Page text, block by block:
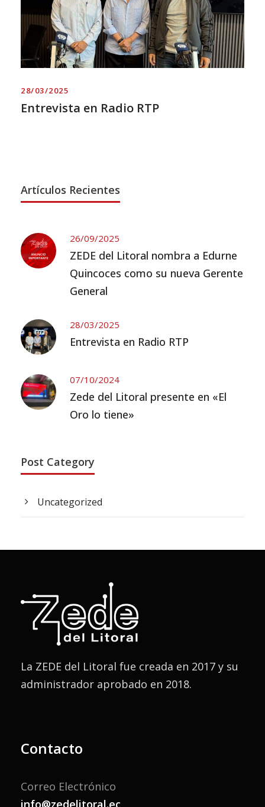
28/03/2025
Entrevista en Radio RTP
Artículos Recientes
26/09/2025
ZEDE del Litoral nombra a Edurne
Quincoces como su nueva Gerente
General
28/03/2025
Entrevista en Radio RTP
07/10/2024
Zede del Litoral presente en «El
Oro lo tiene»
Post Category
Uncategorized
La ZEDE del Litoral fue creada en 2017 y su
administrador aprobado en 2018.
Contacto
Correo Electrónico